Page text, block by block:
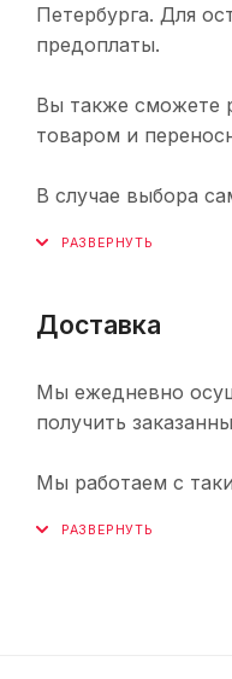
Петербурга. Для
предоплаты.
Вы также сможете
товаром и
В случае выбора
Доставка
Мы ежедневно
получить
Мы работаем с